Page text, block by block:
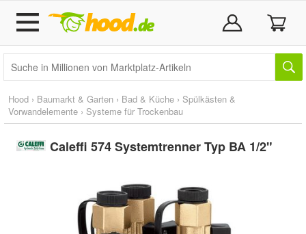
Hood › Baumarkt & Garten › Bad & Küche › Spülkästen &
Vorwandelemente › Systeme für Trockenbau
Caleffi 574 Systemtrenner Typ BA 1/2"